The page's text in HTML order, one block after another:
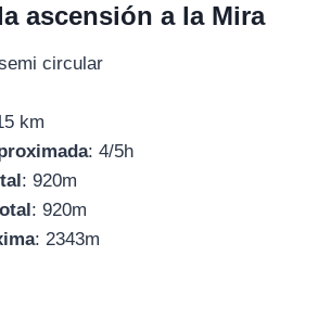
ascensión a la Mira
circular
km
: 4/5h
: 920m
: 920m
: 2343m